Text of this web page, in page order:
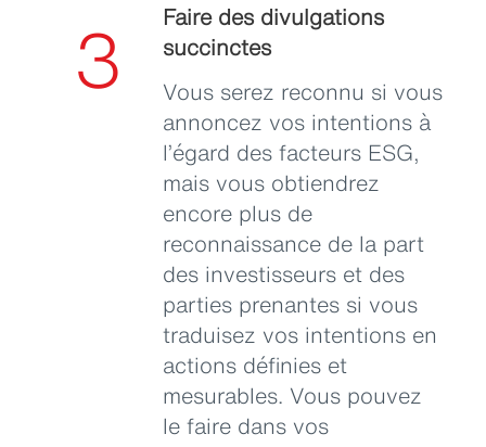
3
Faire des divulgations
succinctes
Vous serez reconnu si vous
annoncez vos intentions à
l’égard des facteurs ESG,
mais vous obtiendrez
encore plus de
reconnaissance de la part
des investisseurs et des
parties prenantes si vous
traduisez vos intentions en
actions définies et
mesurables. Vous pouvez
le faire dans vos